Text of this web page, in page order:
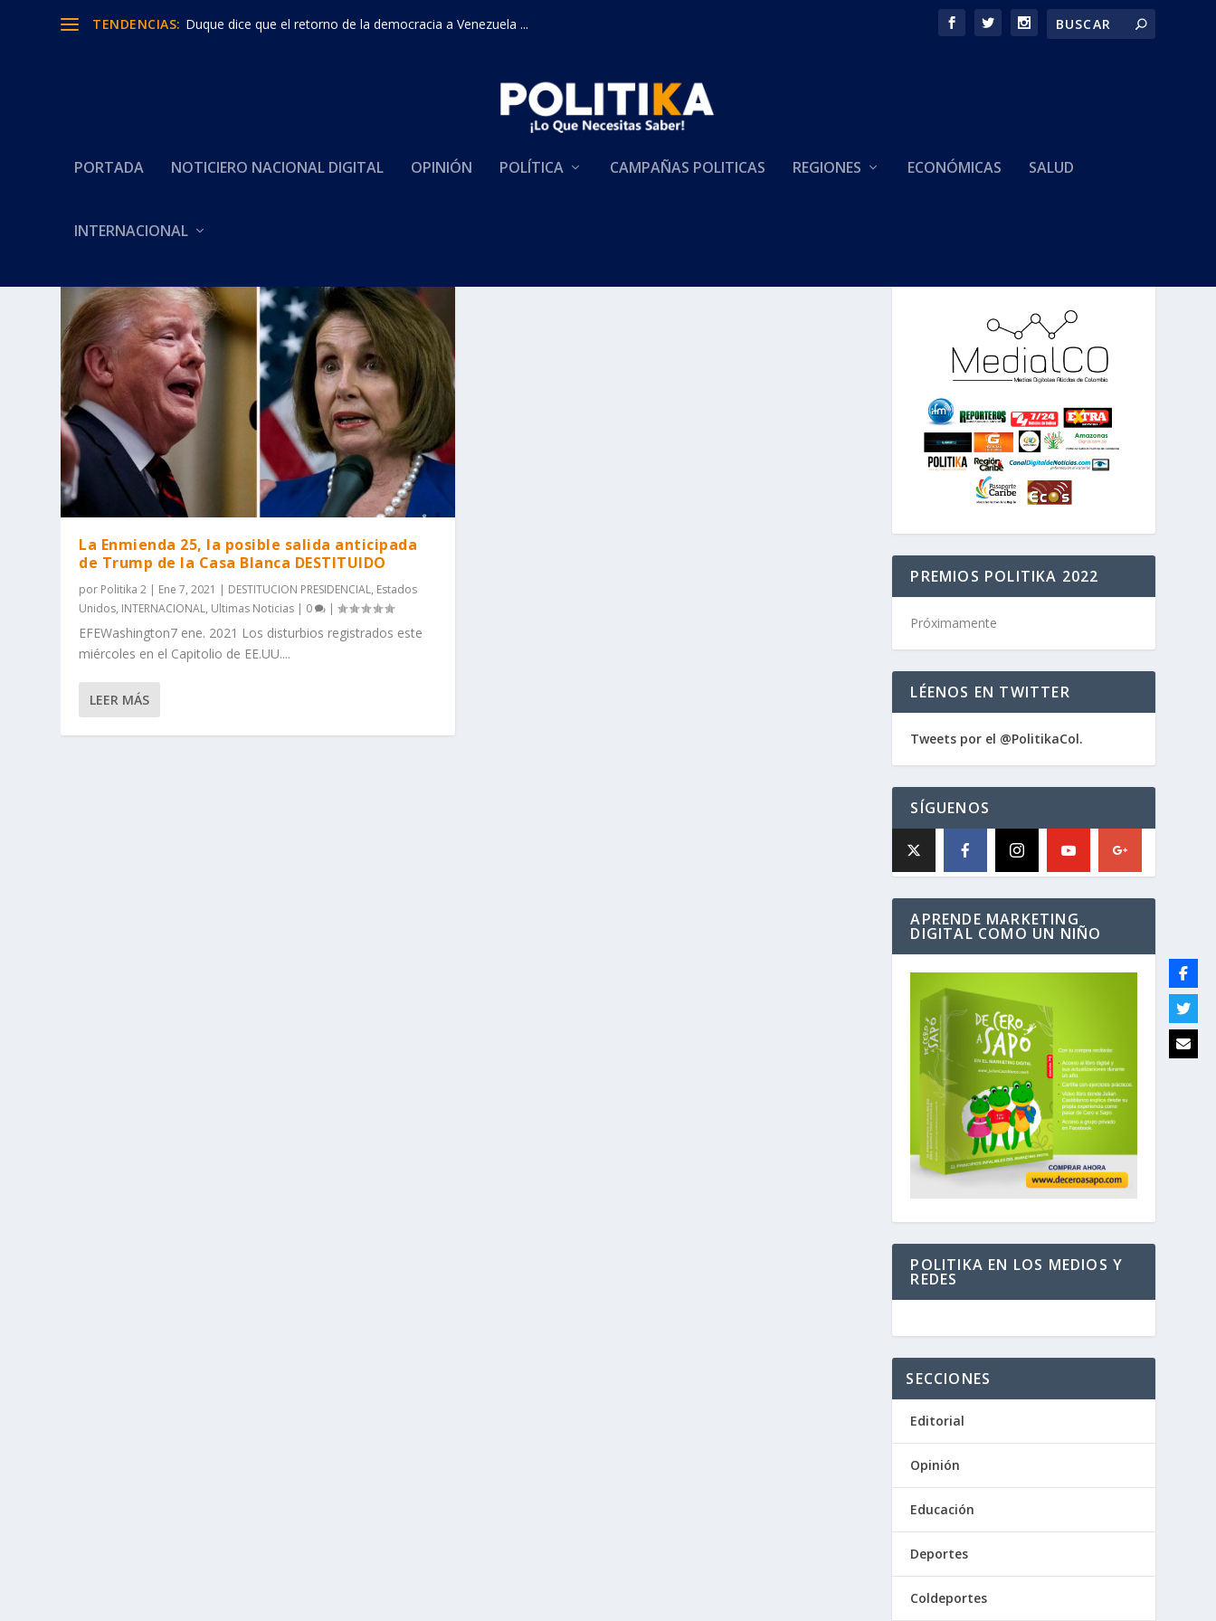
TENDENCIAS: Duque dice que el retorno de la democracia a Venezuela ...
PORTADA NOTICIERO NACIONAL DIGITAL OPINIÓN POLÍTICA CAMPAÑAS POLITICAS REGIONES ECONÓMICAS SALUD
INTERNACIONAL
La Enmienda 25, la posible salida anticipada
de Trump de la Casa Blanca DESTITUIDO
por Politika 2 | Ene 7, 2021 | DESTITUCION PRESIDENCIAL, Estados
Unidos, INTERNACIONAL, Ultimas Noticias | 0 |
EFEWashington7 ene. 2021 Los disturbios registrados este
miércoles en el Capitolio de EE.UU....
LEER MÁS
PREMIOS POLITIKA 2022
Próximamente
LÉENOS EN TWITTER
Tweets por el @PolitikaCol.
SÍGUENOS
APRENDE MARKETING
DIGITAL COMO UN NIÑO
POLITIKA EN LOS MEDIOS Y
REDES
SECCIONES
Editorial
Opinión
Educación
Deportes
Coldeportes